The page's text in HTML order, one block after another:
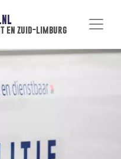
en zuid-limburg